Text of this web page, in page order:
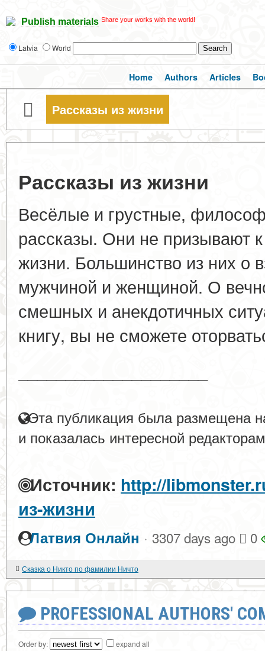
Publish materials Share your works with the world!
Latvia World
Home Authors Articles
Рассказы из жизни
Рассказы из жизни
Весёлые и грустные,
рассказы. Они не призывают
жизни. Большинство из них о
мужчиной и женщиной. О
смешных и анекдотичных
книгу, вы не сможете
Эта публикация была размещена
и показалась интересной
Источник: http://
из-жизни
Латвия Онлайн · 3307 days ago 0
Сказка о Никто по фамилии Ничто
PROFESSIONAL AUTHORS'
Order by: expand all